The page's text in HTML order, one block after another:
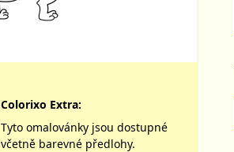
Colorixo Extra:
Tyto omalovánky jsou dostupné
včetně barevné předlohy.